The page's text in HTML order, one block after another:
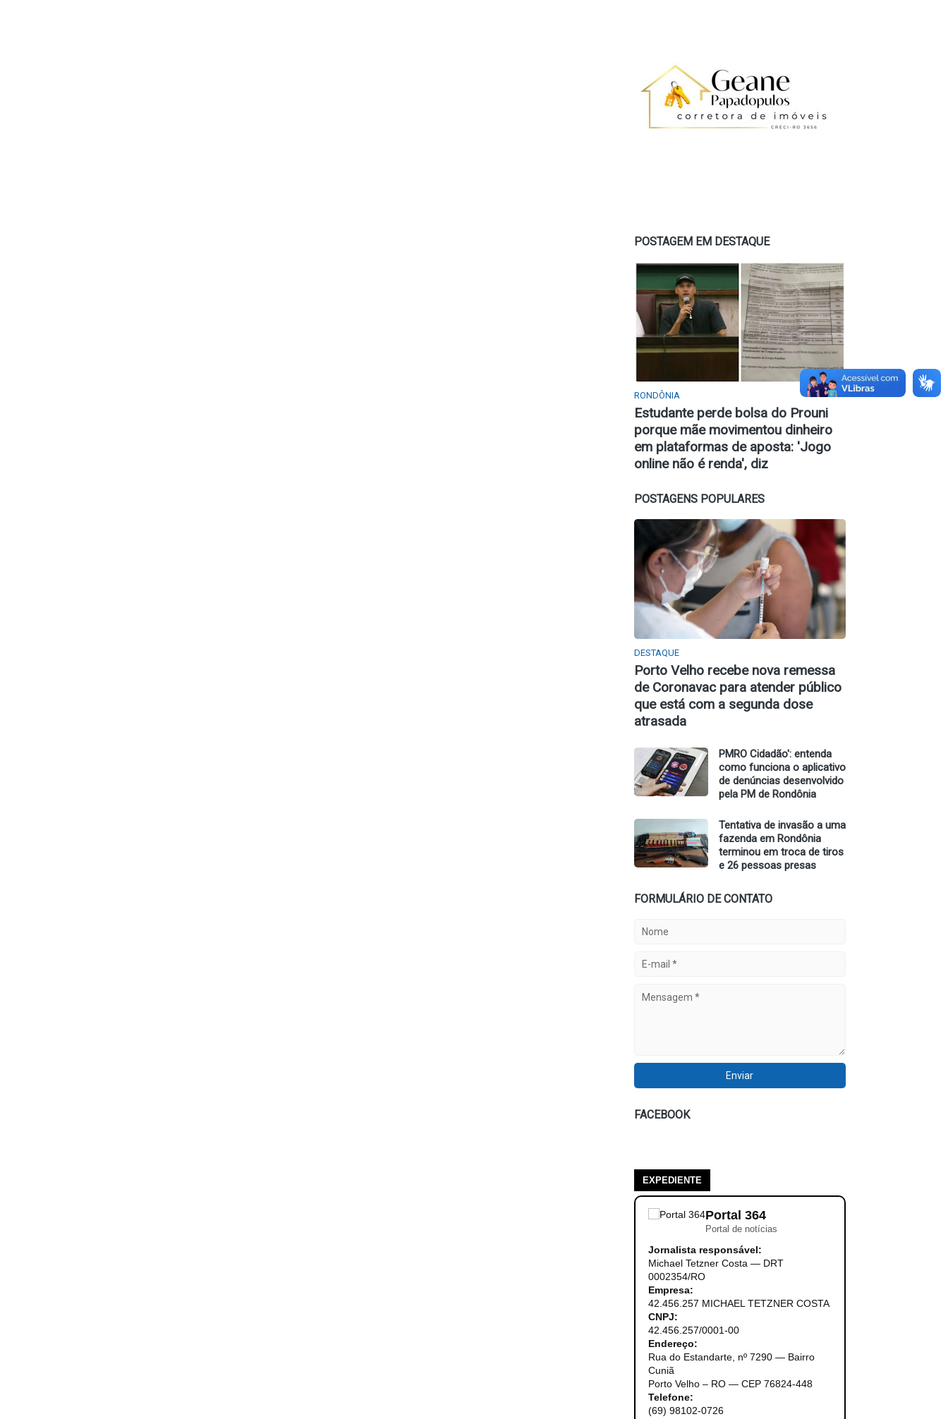
POSTAGEM EM DESTAQUE
RONDÔNIA
Estudante perde bolsa do Prouni
porque mãe movimentou dinheiro
em plataformas de aposta: 'Jogo
online não é renda', diz
POSTAGENS POPULARES
DESTAQUE
Porto Velho recebe nova remessa
de Coronavac para atender público
que está com a segunda dose
atrasada
PMRO Cidadão': entenda
como funciona o aplicativo
de denúncias desenvolvido
pela PM de Rondônia
Tentativa de invasão a uma
fazenda em Rondônia
terminou em troca de tiros
e 26 pessoas presas
FORMULÁRIO DE CONTATO
FACEBOOK
EXPEDIENTE
Portal 364
Portal de notícias
Jornalista responsável:
Michael Tetzner Costa — DRT
0002354/RO
Empresa:
42.456.257 MICHAEL TETZNER COSTA
CNPJ:
42.456.257/0001-00
Endereço:
Rua do Estandarte, nº 7290 — Bairro
Cuniã
Porto Velho – RO — CEP 76824-448
Telefone:
(69) 98102-0726